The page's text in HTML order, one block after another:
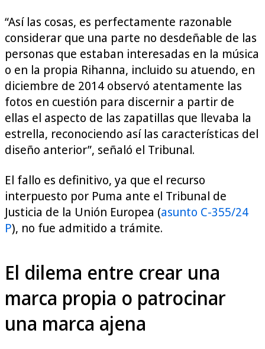
“Así las cosas, es perfectamente razonable
considerar que una parte no desdeñable de las
personas que estaban interesadas en la música
o en la propia Rihanna, incluido su atuendo, en
diciembre de 2014 observó atentamente las
fotos en cuestión para discernir a partir de
ellas el aspecto de las zapatillas que llevaba la
estrella, reconociendo así las características del
diseño anterior”, señaló el Tribunal.
El fallo es definitivo, ya que el recurso
interpuesto por Puma ante el Tribunal de
Justicia de la Unión Europea (asunto C-355/24
P), no fue admitido a trámite.
El dilema entre crear una
marca propia o patrocinar
una marca ajena